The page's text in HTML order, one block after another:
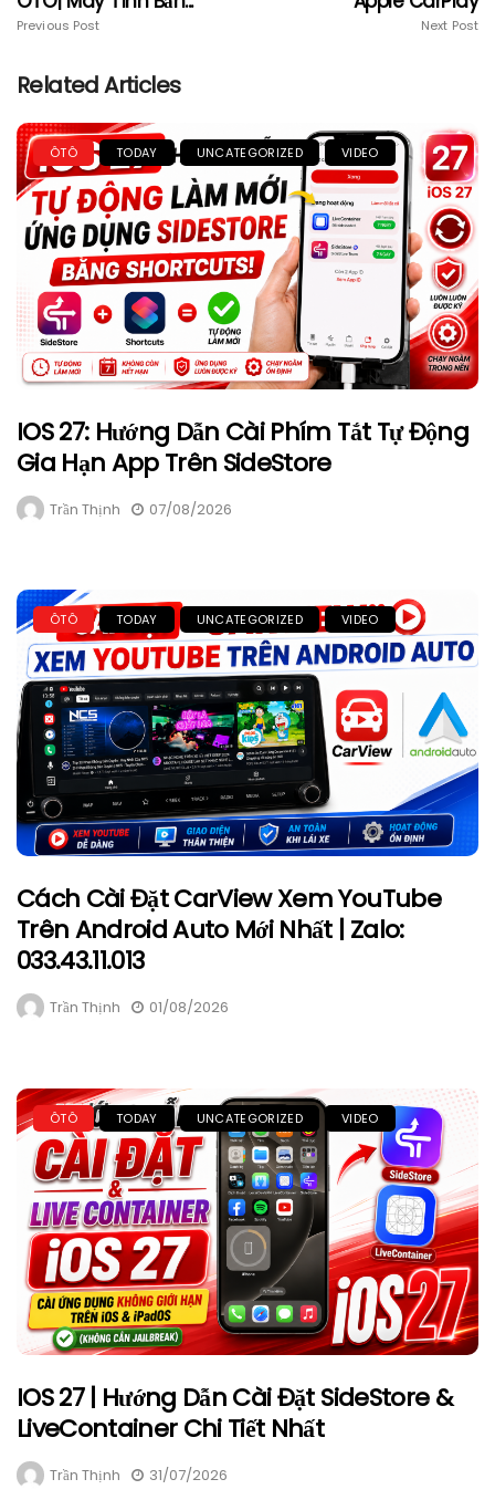
Previous Post Next Post
Related Articles
ÔTÔ TODAY UNCATEGORIZED VIDEO
IOS 27: Hướng Dẫn Cài Phím Tắt Tự Động
Gia Hạn App Trên SideStore
Trần Thịnh 07/08/2026
ÔTÔ TODAY UNCATEGORIZED VIDEO
Cách Cài Đặt CarView Xem YouTube
Trên Android Auto Mới Nhất | Zalo:
033.43.11.013
Trần Thịnh 01/08/2026
ÔTÔ TODAY UNCATEGORIZED VIDEO
IOS 27 | Hướng Dẫn Cài Đặt SideStore &
LiveContainer Chi Tiết Nhất
Trần Thịnh 31/07/2026